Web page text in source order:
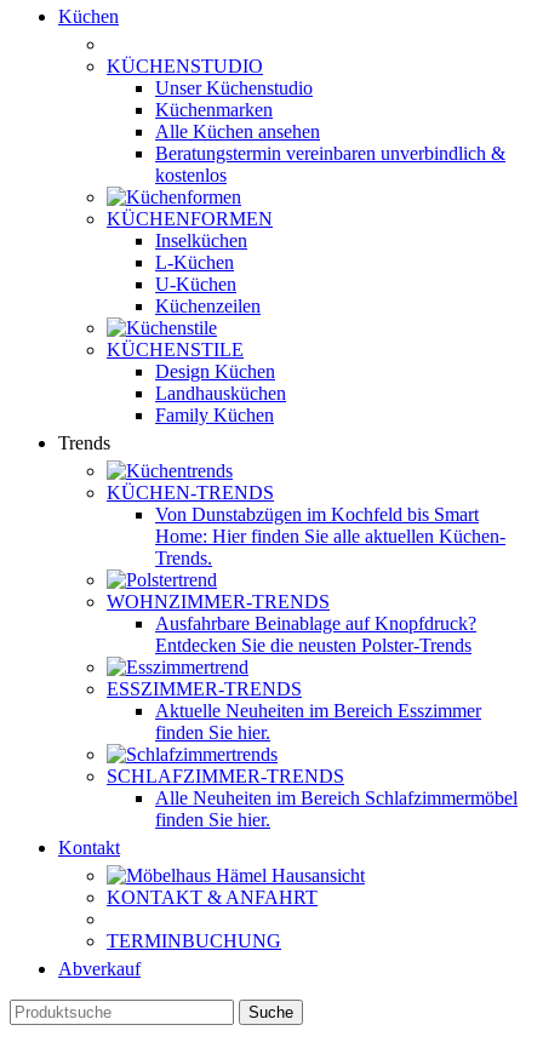
Küchen
KÜCHENSTUDIO
Unser Küchenstudio
Küchenmarken
Alle Küchen ansehen
Beratungstermin vereinbaren unverbindlich &
kostenlos
KÜCHENFORMEN
Inselküchen
L-Küchen
U-Küchen
Küchenzeilen
KÜCHENSTILE
Design Küchen
Landhausküchen
Family Küchen
Trends
KÜCHEN-TRENDS
Von Dunstabzügen im Kochfeld bis Smart
Home: Hier finden Sie alle aktuellen Küchen-
Trends.
WOHNZIMMER-TRENDS
Ausfahrbare Beinablage auf Knopfdruck?
Entdecken Sie die neusten Polster-Trends
ESSZIMMER-TRENDS
Aktuelle Neuheiten im Bereich Esszimmer
finden Sie hier.
SCHLAFZIMMER-TRENDS
Alle Neuheiten im Bereich Schlafzimmermöbel
finden Sie hier.
Kontakt
KONTAKT & ANFAHRT
TERMINBUCHUNG
Abverkauf
Suche